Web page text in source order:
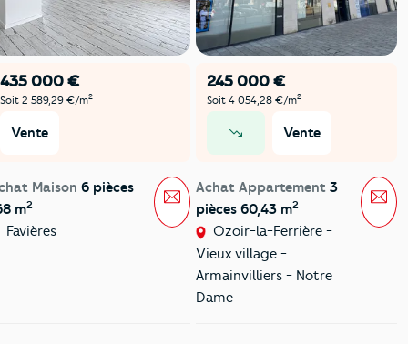
435 000 €
Soit 2 589,29 €/m2
Vente
Maison 6 pièces
m2
Favières
Message
245 000 €
Soit 4 054,28 €/m2
Vente
Achat Appartement 3
pièces 60,43 m2
Ozoir-la-Ferrière -
Vieux village -
Armainvilliers - Notre
Dame